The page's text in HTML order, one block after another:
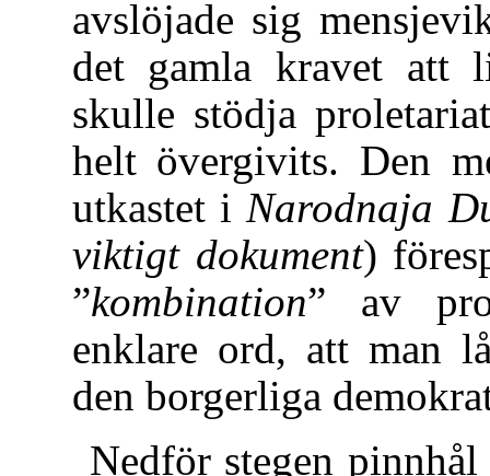
avslöjade sig
det gamla kravet att
skulle stödja
helt övergivits. Den
utkastet iNarodnaja
viktigt dokument)
”kombination” av
enklare ord, att man
den borgerliga
Nedför stegen